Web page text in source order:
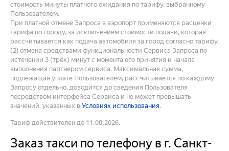
стоимость минуты платного ожидания по тарифу, выбранному
Пользователем.
При платной отмене Запроса в аэропорт применяются расценки
тарифа по городу, за исключением стоимости подачи, которая
рассчитывается как подача автомобиля за город согласно тарифу.
(2) отмена средствами функциональности Сервиса Запроса по
истечении 3 (трёх) минут с момента его принятия и начала
выполнения партнером сервиса. Максимальная сумма,
подлежащая уплате Пользователем, рассчитывается по каждому
Запросу отдельно, доводится до сведения Пользователя
посредством интерфейса Сервиса и не может превышать
значений, указанных в Условиях использования.
Тариф действителен до 11.08.2026.
Заказ такси по телефону в г. Санкт-